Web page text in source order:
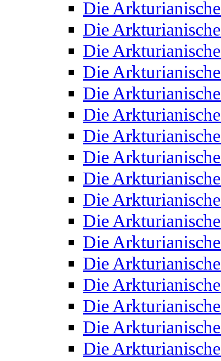
Die
Die
Die
Die
Die
Die
Die
Die
Die
Die
Die
Die
Die
Die
Die
Die
Die